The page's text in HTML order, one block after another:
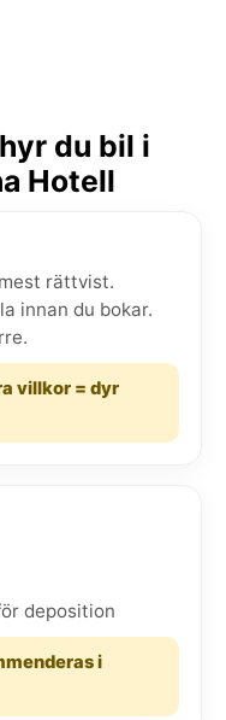
du bil i
Hotell
rättvist.
innan du bokar.
villkor = dyr
deposition
i